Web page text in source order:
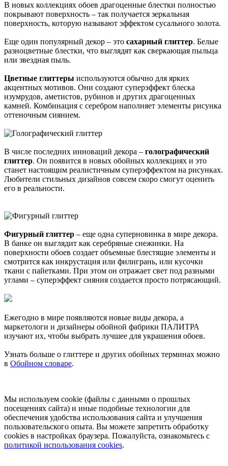
В новых коллекциях обоев драгоценные блестки полностью
покрывают поверхность – так получается зеркальная
поверхность, которую называют эффектом сусального золота.
Еще один популярный декор – это сахарный глиттер. Белые
разноцветные блестки, что выглядят как сверкающая пыльца
или звездная пыль.
Цветные глиттеры используются обычно для ярких
акцентных мотивов. Они создают суперэффект блеска
изумрудов, аметистов, рубинов и других драгоценных
камней. Комбинация с серебром наполняет элементы рисунка
оттеночным сиянием.
В числе последних инноваций декора – голографический
глиттер. Он появится в новых обойных коллекциях и это
станет настоящим реалистичным суперэффектом на рисунках.
Любители стильных дизайнов совсем скоро смогут оценить
его в реальности.
Фигурный глиттер – еще одна суперновинка в мире декора.
В банке он выглядит как серебряные снежинки. На
поверхности обоев создает объемные блестящие элементы и
смотрится как инкрустация или филигрань, или кусочки
ткани с пайетками. При этом он отражает свет под разными
углами – суперэффект сияния создается просто потрясающий.
Ежегодно в мире появляются новые виды декора, а
маркетологи и дизайнеры обойной фабрики ПАЛИТРА
изучают их, чтобы выбрать лучшее для украшения обоев.
Узнать больше о глиттере и других обойных терминах можно
в Обойном словаре.
Мы используем cookie (файлы с данными о прошлых
посещениях сайта) и иные подобные технологии для
обеспечения удобства использования сайта и улучшения
пользовательского опыта. Вы можете запретить обработку
сookies в настройках браузера. Пожалуйста, ознакомьтесь с
политикой использования cookies.